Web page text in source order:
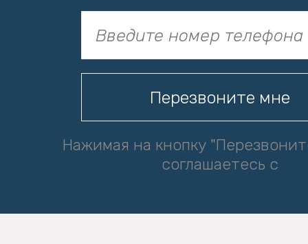
Нажимая на кнопку
соглашаетесь с